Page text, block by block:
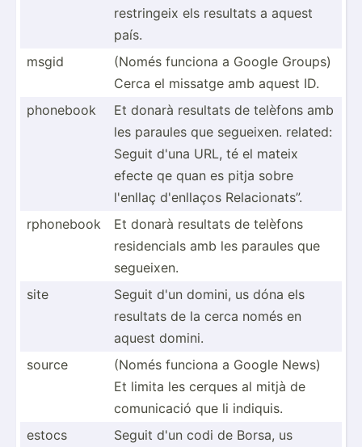
restri­ngeix els resultats a aquest
país.
msgid
(Només funciona a Google Groups)
Cerca el missatge amb aquest ID.
phonebook
Et donarà resultats de telèfons amb
les paraules que segueixen. related:
Seguit d'una URL, té el mateix
efecte qe quan es pitja sobre
l'enllaç d'enllaços Relaci­onats”.
rphonebook
Et donarà resultats de telèfons
reside­ncials amb les paraules que
segueixen.
site
Seguit d'un domini, us dóna els
resultats de la cerca només en
aquest domini.
source
(Només funciona a Google News)
Et limita les cerques al mitjà de
comuni­cació que li indiquis.
estocs
Seguit d'un codi de Borsa, us